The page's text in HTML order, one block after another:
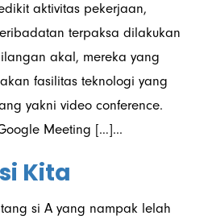
aktivitas pekerjaan,
terpaksa dilakukan
akal, mereka yang
fasilitas teknologi yang
yakni video conference.
Meeting […]...
Kita
si A yang nampak lelah